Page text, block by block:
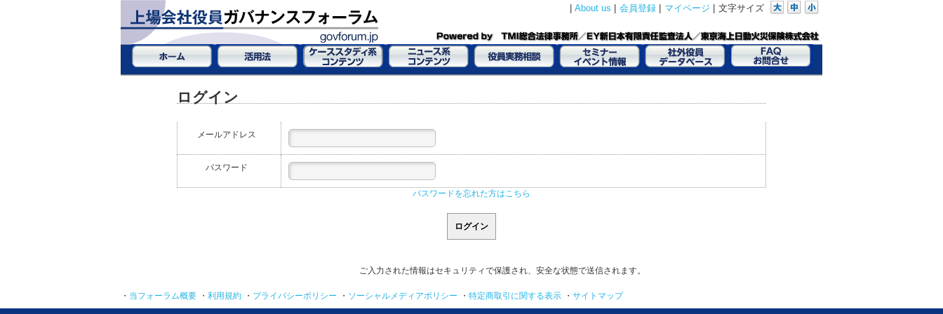
About us 会員登録 マイページ 文字サイズ
ログイン
メールアドレス
パスワード
パスワードを忘れた方はこちら
ご入力された情報はセキュリティで保護され、安全な状態で送信されます。
・ 当フォーラム概要 ・ 利用規約 ・ プライバシーポリシー ・ ソーシャルメディアポリシー ・ 特定商取引に関する表示 ・ サイトマップ